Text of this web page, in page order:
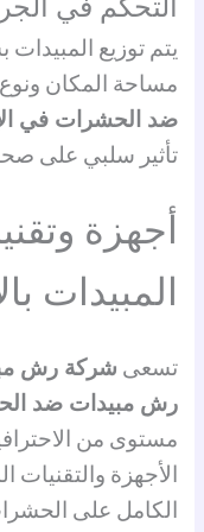
التحكم في
يتم توزيع
مساحة المكان
ضد الحشرات في
تأثير سلبي على
أجهزة
المبيدات
تسعى شركة رش
رش مبيدات ضد
مستوى من
الأجهزة
الكامل على